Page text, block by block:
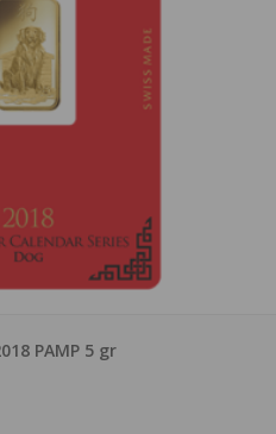
PAMP 5 gr